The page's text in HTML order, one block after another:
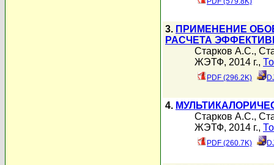
3. ПРИМЕНЕНИЕ
РАСЧЕТА
Старков А.С.,
ЖЭТФ, 2014 г.,
PDF (296.2K)
4.
Старков А.С.,
ЖЭТФ, 2014 г.,
PDF (260.7K)